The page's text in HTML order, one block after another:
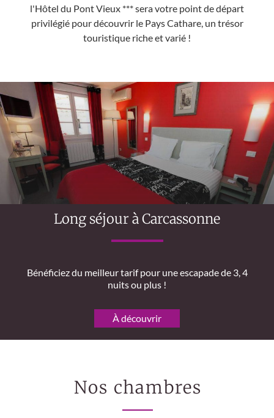
l'Hôtel du Pont Vieux *** sera votre point de départ
privilégié pour découvrir le Pays Cathare, un trésor
touristique riche et varié !
Long séjour à Carcassonne
Bénéficiez du meilleur tarif pour une escapade de 3, 4
nuits ou plus !
À découvrir
Nos chambres